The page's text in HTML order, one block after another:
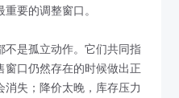
要的调整窗口。
不是孤立动作。它们共同指
窗口仍然存在的时候做出正
失；降价太晚，库存压力